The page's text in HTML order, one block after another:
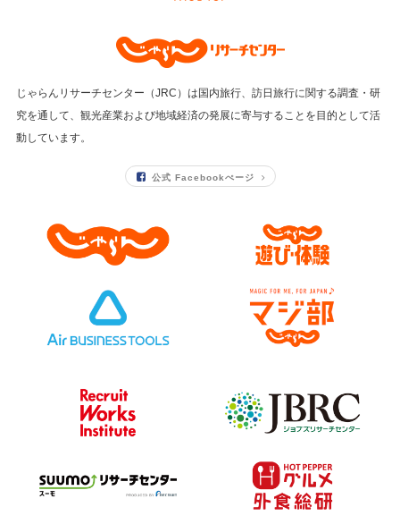
じゃらんリサーチセンター（JRC）は国内旅行、訪日旅行に関する調査・研
究を通して、 観光産業および地域経済の発展に寄与することを目的として活
動しています。
公式 Facebookぺージ